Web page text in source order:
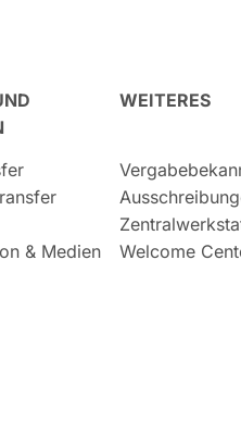
& Medien
WEITERES
Welcome